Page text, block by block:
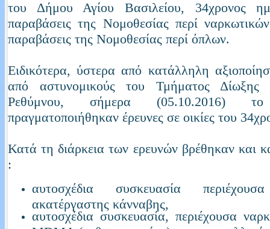
του Δήμου Αγίου Βασιλείου, 34χρονος
παραβάσεις της Νομοθεσίας περί
παραβάσεις της Νομοθεσίας περί όπλων.
Ειδικότερα, ύστερα από κατάλληλη
από αστυνομικούς του Τμήματος Δίωξης
Ρεθύμνου, σήμερα (05.10.2016) το
πραγματοποιήθηκαν έρευνες σε οικίες του
Κατά τη διάρκεια των ερευνών βρέθηκαν και
:
αυτοσχέδια συσκευασία
ακατέργαστης κάνναβης,
αυτοσχέδια συσκευασία, περιέχουσα